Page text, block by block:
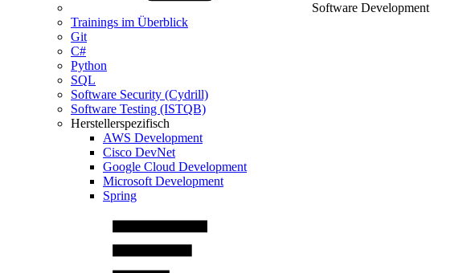
Software Development
Trainings im Überblick
Git
C#
Python
SQL
Software Security (Cydrill)
Software Testing (ISTQB)
Herstellerspezifisch
AWS Development
Cisco DevNet
Google Cloud Development
Microsoft Development
Spring